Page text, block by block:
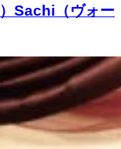
Sachi（ヴォー